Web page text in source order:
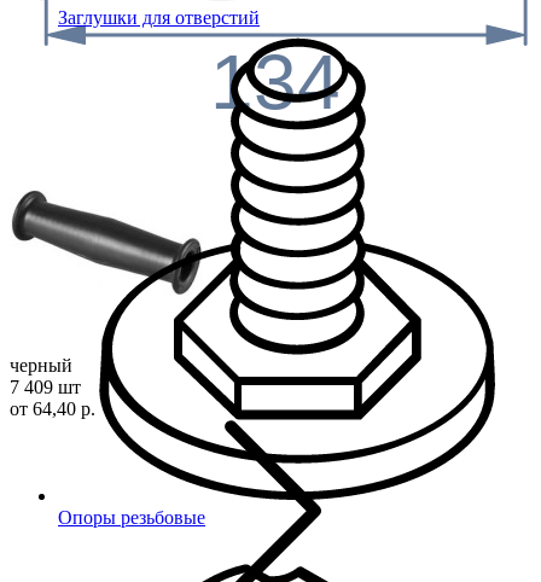
Заглушки для отверстий
Опоры резьбовые
134
черный
7 409 шт
от 64,40 р.